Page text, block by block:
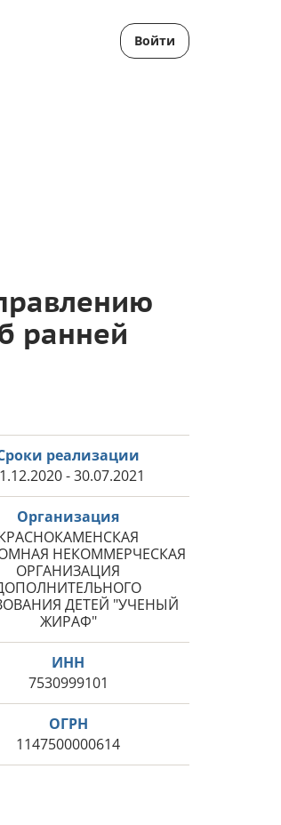
Войти
ранней
реализации
- 30.07.2021
Организация
НЕКОММЕРЧЕСКАЯ
ОРГАНИЗАЦИЯ
ДЕТЕЙ "УЧЕНЫЙ
ЖИРАФ"
ИНН
7530999101
ОГРН
1147500000614